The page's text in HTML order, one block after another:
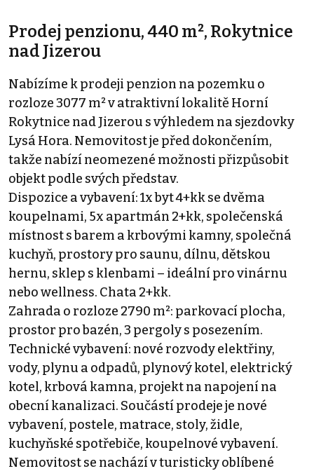
Prodej penzionu, 440 m², Rokytnice
nad Jizerou
Nabízíme k prodeji penzion na pozemku o
rozloze 3077 m² v atraktivní lokalitě Horní
Rokytnice nad Jizerou s výhledem na sjezdovky
Lysá Hora. Nemovitost je před dokončením,
takže nabízí neomezené možnosti přizpůsobit
objekt podle svých představ.
Dispozice a vybavení: 1x byt 4+kk se dvěma
koupelnami, 5x apartmán 2+kk, společenská
místnost s barem a krbovými kamny, společná
kuchyň, prostory pro saunu, dílnu, dětskou
hernu, sklep s klenbami – ideální pro vinárnu
nebo wellness. Chata 2+kk.
Zahrada o rozloze 2790 m²: parkovací plocha,
prostor pro bazén, 3 pergoly s posezením.
Technické vybavení: nové rozvody elektřiny,
vody, plynu a odpadů, plynový kotel, elektrický
kotel, krbová kamna, projekt na napojení na
obecní kanalizaci. Součástí prodeje je nové
vybavení, postele, matrace, stoly, židle,
kuchyňské spotřebiče, koupelnové vybavení.
Nemovitost se nachází v turisticky oblíbené